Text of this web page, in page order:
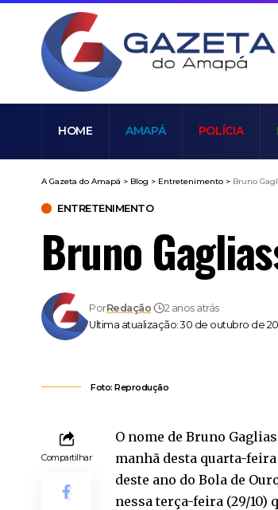
HOME AMAPÁ POLÍCIA
A Gazeta do Amapá > Blog > Entretenimento > Bruno
ENTRETENIMENTO
Bruno
Ultima atualização: 30 de outubro de
PorRedação 2 anos atrás
Foto: Reprodução
Compartilhar
O nome de Bruno
manhã desta quarta-
deste ano do Bola de
nessa terça-feira (29/10)